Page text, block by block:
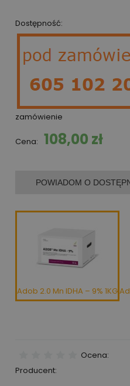
Dostępność:
zamówienie
Cena: 108,00 zł
Adob 2.0 Mn IDHA – 9% 1KG
POWIADOM O
Ocena:
Producent: